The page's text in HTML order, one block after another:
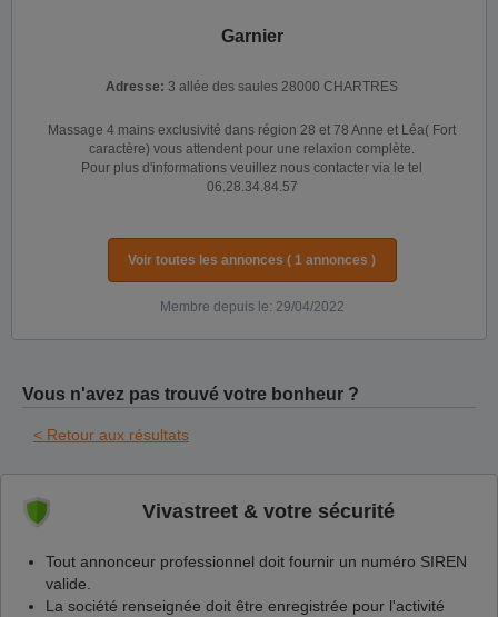
Garnier
Adresse: 3 allée des saules 28000 CHARTRES
Massage 4 mains exclusivité dans région 28 et 78 Anne et Léa( Fort
caractère) vous attendent pour une relaxion complète.
Pour plus d'informations veuillez nous contacter via le tel
06.28.34.84.57
Voir toutes les annonces ( 1 annonces )
Membre depuis le: 29/04/2022
Vous n'avez pas trouvé votre bonheur ?
< Retour aux résultats
Vivastreet & votre sécurité
Tout annonceur professionnel doit fournir un numéro SIREN
valide.
La société renseignée doit être enregistrée pour l'activité